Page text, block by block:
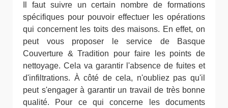
Il faut suivre un certain nombre de formations
spécifiques pour pouvoir effectuer les opérations
qui concernent les toits des maisons. En effet, on
peut vous proposer le service de Basque
Couverture & Tradition pour faire les points de
nettoyage. Cela va garantir l'absence de fuites et
d'infiltrations. À côté de cela, n'oubliez pas qu'il
peut s'engager à garantir un travail de très bonne
qualité. Pour ce qui concerne les documents